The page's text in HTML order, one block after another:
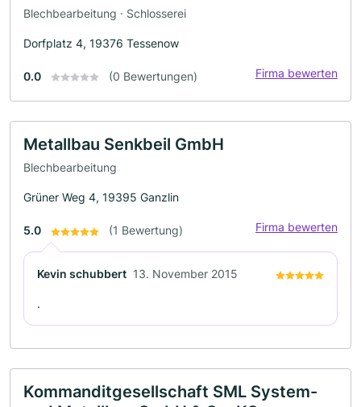
Blechbearbeitung · Schlosserei
Dorfplatz 4, 19376 Tessenow
0.0 (0 Bewertungen) Firma bewerten
Metallbau Senkbeil GmbH
Blechbearbeitung
Grüner Weg 4, 19395 Ganzlin
5.0 (1 Bewertung) Firma bewerten
Kevin schubbert 13. November 2015
.
Kommanditgesellschaft SML System-